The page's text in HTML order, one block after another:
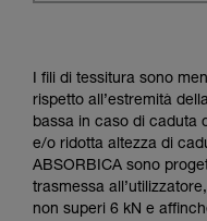
I fili di tessitura sono
rispetto all’estremità
bassa in caso di caduta
e/o ridotta altezza di
ABSORBICA sono
trasmessa
non superi 6 kN e